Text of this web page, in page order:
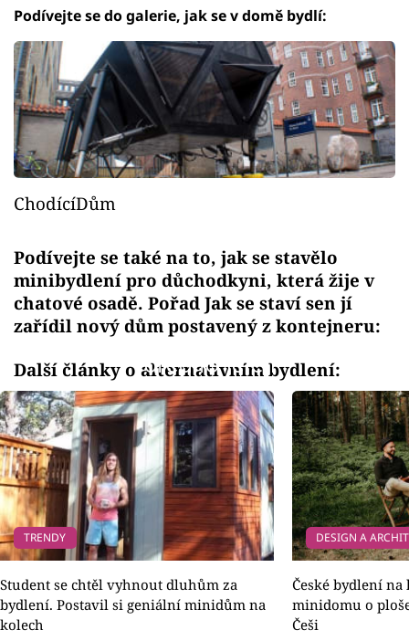
Podívejte se do galerie, jak se v domě bydlí:
ChodícíDům
Podívejte se také na to, jak se stavělo
minibydlení pro důchodkyni, která žije v
chatové osadě. Pořad Jak se staví sen jí
zařídil nový dům postavený z kontejneru:
Failed to fetch
Další články o alternativním bydlení:
TRENDY
Student se chtěl vyhnout dluhům za
bydlení. Postavil si geniální minidům na
kolech
DESIGN A
České bydlení na
minidomu o
Češi